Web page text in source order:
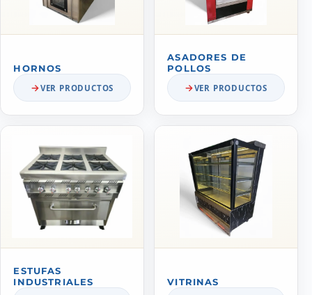
HORNOS
VER PRODUCTOS
ASADORES DE
POLLOS
VER PRODUCTOS
ESTUFAS
INDUSTRIALES
VITRINAS